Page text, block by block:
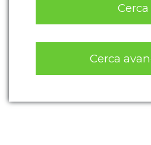
Cerca
Cerca